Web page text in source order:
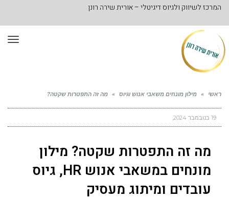
המרכז לשיווק ולגיוס דיגיטלי – אורית שירה רונן
ראשי » מילון מונחים משאבי אנוש וגיוס » מה זה התפטרות שקטה?
19 בנובמבר 2024
מה זה התפטרות שקטה? מילון
מונחים במשאבי אנוש HR, גיוס
עובדים ומיתוג מעסיק